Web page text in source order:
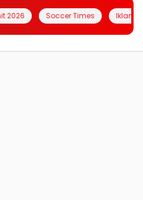
2026 Soccer Times Iklanin